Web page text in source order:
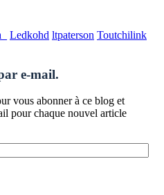
Ledkohd ltpaterson Toutchilink
e-mail.
vous abonner à ce blog et
pour chaque nouvel article